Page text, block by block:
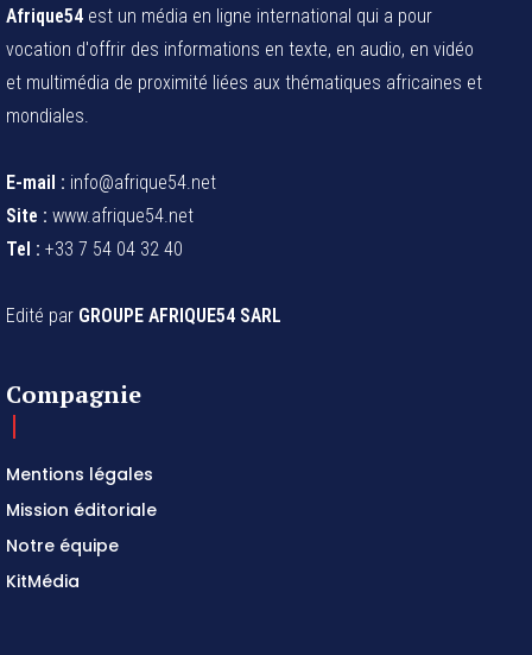
Afrique54 est un média en ligne international qui a pour
vocation d'offrir des informations en texte, en audio, en vidéo
et multimédia de proximité liées aux thématiques africaines et
mondiales.
E-mail : info@afrique54.net
Site : www.afrique54.net
Tel : +33 7 54 04 32 40
Edité par GROUPE AFRIQUE54 SARL
Compagnie
Mentions légales
Mission éditoriale
Notre équipe
KitMédia